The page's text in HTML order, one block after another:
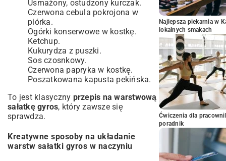
Usmażony, ostudzony kurczak.
Czerwona cebula pokrojona w
piórka.
Ogórki konserwowe w kostkę.
Ketchup.
Kukurydza z puszki.
Sos czosnkowy.
Czerwona papryka w kostkę.
Poszatkowana kapusta pekińska.
To jest klasyczny przepis na warstwową
sałatkę gyros, który zawsze się
sprawdza.
Kreatywne sposoby na układanie
warstw sałatki gyros w naczyniu
Najlepsza piekarnia w
lokalnych smakach
Ćwiczenia dla
poradnik